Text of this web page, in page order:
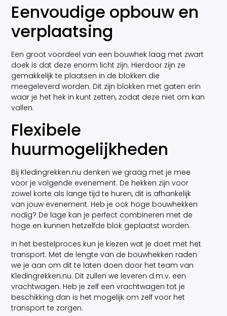
Eenvoudige opbouw en
verplaatsing
Een groot voordeel van een bouwhek laag met zwart
doek is dat deze enorm licht zijn. Hierdoor zijn ze
gemakkelijk te plaatsen in de blokken die
meegeleverd worden. Dit zijn blokken met gaten erin
waar je het hek in kunt zetten, zodat deze niet om kan
vallen.
Flexibele
huurmogelijkheden
Bij Kledingrekken.nu denken we graag met je mee
voor je volgende evenement. De hekken zijn voor
zowel korte als lange tijd te huren, dit is afhankelijk
van jouw evenement. Heb je ook hoge bouwhekken
nodig? De lage kan je perfect combineren met de
hoge en kunnen hetzelfde blok geplaatst worden.
In het bestelproces kun je kiezen wat je doet met het
transport. Met de lengte van de bouwhekken raden
we je aan om dit te laten doen door het team van
Kledingrekken.nu. Dit zullen we leveren d.m.v. een
vrachtwagen. Heb je zelf een vrachtwagen tot je
beschikking dan is het mogelijk om zelf voor het
transport te zorgen.